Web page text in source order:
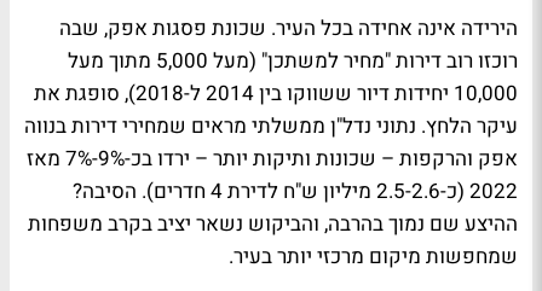
הירידה אינה אחידה בכל העיר. שכונת פסגות אפק, שבה
רוכזו רוב דירות "מחיר למשתכן" (מעל 5,000 מתוך מעל
10,000 יחידות דיור ששווקו בין 2014 ל-2018), סופגת את
עיקר הלחץ. נתוני נדל"ן ממשלתי מראים שמחירי דירות בנווה
אפק והרקפות – שכונות ותיקות יותר – ירדו בכ-9%-7% מאז
2022 (כ-2.5-2.6 מיליון ש"ח לדירת 4 חדרים). הסיבה?
ההיצע שם נמוך בהרבה, והביקוש נשאר יציב בקרב משפחות
שמחפשות מיקום מרכזי יותר בעיר.